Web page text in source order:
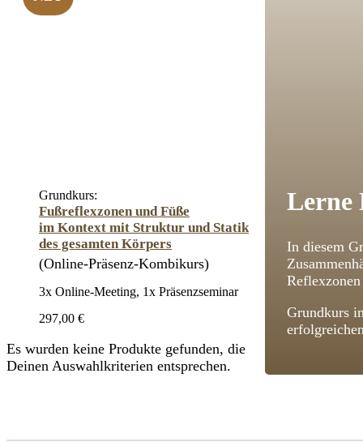
Grundkurs:
Fußreflexzonen und Füße
im Kontext mit Struktur und Statik
des gesamten Körpers
(Online-Präsenz-Kombikurs)
3x Online-Meeting, 1x Präsenzseminar
297,00 €
Es wurden keine Produkte gefunden, die
Deinen Auswahlkriterien entsprechen.
Lerne
In diesem
Grundkurs